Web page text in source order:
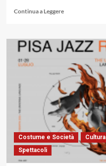
Continua a LeggereLeggi
su
Jazz,
Rock:
scuola
di
musica, dal
29
giugno
al
17
Costume e Società Cultura
Spettacoli